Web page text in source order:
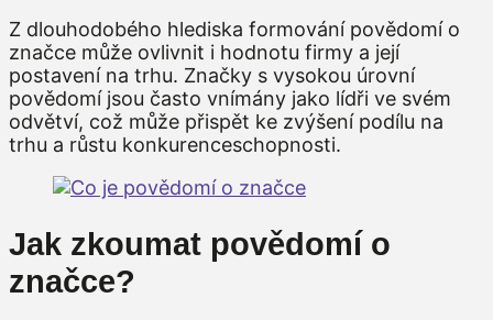
Z dlouhodobého hlediska formování povědomí o
značce může ovlivnit i hodnotu firmy a její
postavení na trhu. Značky s vysokou úrovní
povědomí jsou často vnímány jako lídři ve svém
odvětví, což může přispět ke zvýšení podílu na
trhu a růstu konkurenceschopnosti.
Jak zkoumat povědomí o
značce?